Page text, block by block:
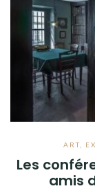
ART
Les
amis